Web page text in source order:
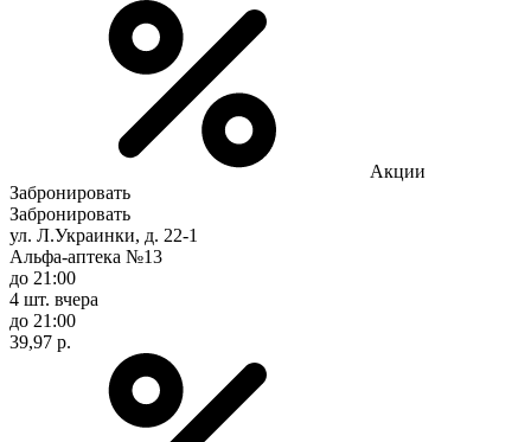
Акции
Забронировать
Забронировать
ул. Л.Украинки, д. 22-1
Альфа-аптека №13
до 21:00
4 шт. вчера
до 21:00
39,97 р.